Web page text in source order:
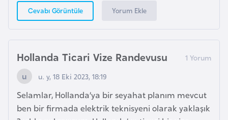
Cevabı Görüntüle Yorum Ekle
Hollanda Ticari Vize Randevusu
u. y, 18 Eki 2023, 18:19
Selamlar, Hollanda’ya bir seyahat planım mevcut
ben bir firmada elektrik teknisyeni olarak yaklaşık
a
n
u
y
a
n
a